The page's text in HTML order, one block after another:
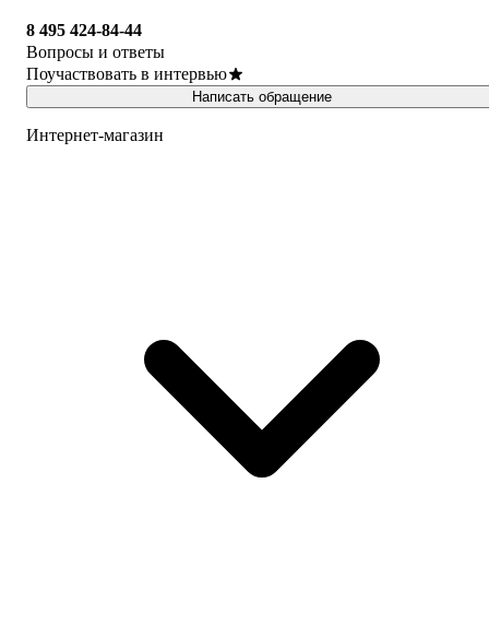
8 495 424-84-44
Вопросы и ответы
Поучаствовать в интервью
Написать обращение
Интернет-магазин